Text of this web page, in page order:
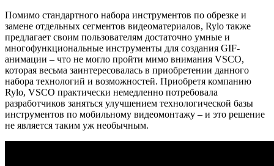
Помимо стандартного набора инструментов по обрезке и
замене отдельных сегментов видеоматериалов, Rylo также
предлагает своим пользователям достаточно умные и
многофункциональные инструменты для создания GIF-
анимации – что не могло пройти мимо внимания VSCO,
которая весьма заинтересовалась в приобретении данного
набора технологий и возможностей. Приобретя компанию
Rylo, VSCO практически немедленно потребовала
разработчиков заняться улучшением технологической базы
инструментов по мобильному видеомонтажу – и это решение
не является таким уж необычным.